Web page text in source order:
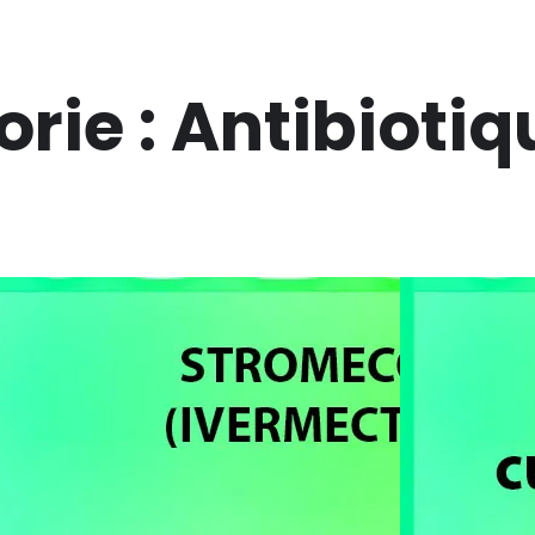
: